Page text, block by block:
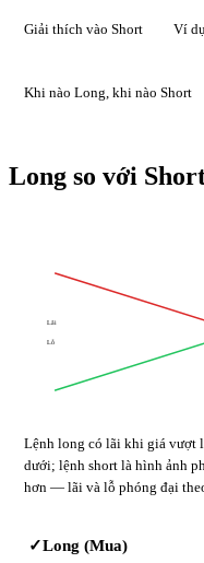
Giải thích vào Short Ví
Khi nào Long, khi nào Short
Long so với
Lãi
Lỗ
Lệnh long có lãi khi giá vượt
dưới; lệnh short là hình ảnh
hơn — lãi và lỗ phóng đại
✓Long (Mua)